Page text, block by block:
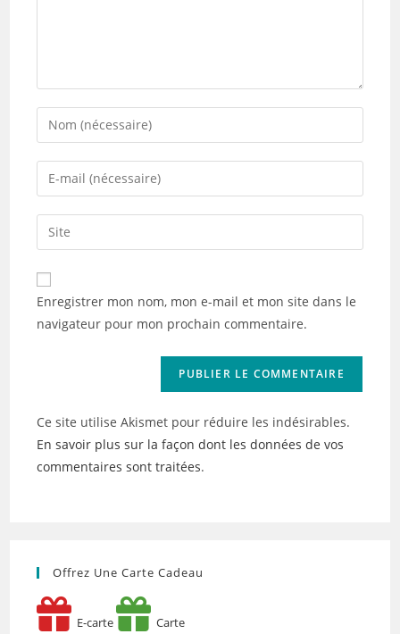
Enter
your
name
comment
Enter
your
email
address
comment
Saisir
l’URL
de
votre
(facultatif)
Enregistrer mon nom, mon e-mail et mon site dans le
navigateur pour mon prochain commentaire.
Ce site utilise Akismet pour réduire les indésirables.
En savoir plus sur la façon dont les données de vos
commentaires sont traitées.
Offrez Une Carte Cadeau
E-carte Carte